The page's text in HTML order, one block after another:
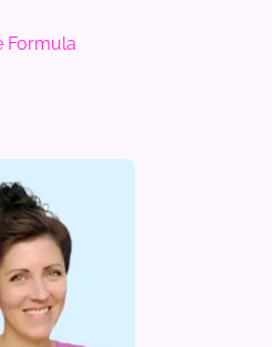
Formula